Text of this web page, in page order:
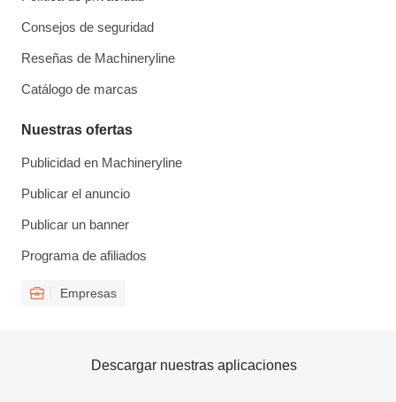
Consejos de seguridad
Reseñas de Machineryline
Catálogo de marcas
Nuestras ofertas
Publicidad en Machineryline
Publicar el anuncio
Publicar un banner
Programa de afiliados
Empresas
Descargar nuestras aplicaciones